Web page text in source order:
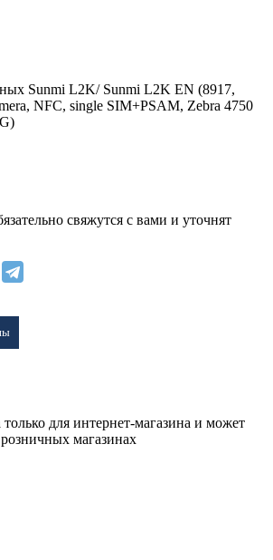
Sunmi L2K/ Sunmi L2K EN (8917,
NFC, single SIM+PSAM, Zebra 4750
свяжутся с вами и уточнят
для интернет-магазина и может
магазинах